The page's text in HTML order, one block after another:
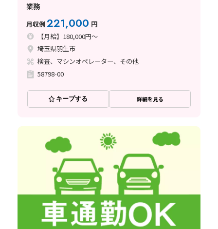
業務
月収例221,000 円
【月給】180,000円～
埼玉県羽生市
検査、マシンオペレーター、その他
58798-00
キープする 詳細を見る